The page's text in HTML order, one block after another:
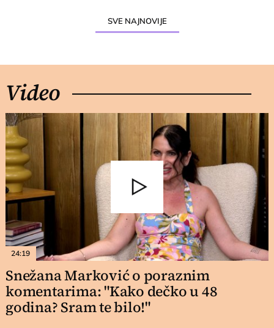
SVE NAJNOVIJE
Video
24:19
Snežana Marković o poraznim
komentarima: "Kako dečko u 48
godina? Sram te bilo!"